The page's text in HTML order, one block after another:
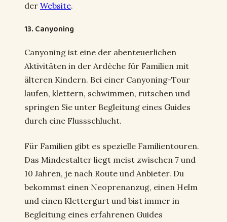
der Website.
13. Canyoning
Canyoning ist eine der abenteuerlichen
Aktivitäten in der Ardèche für Familien mit
älteren Kindern. Bei einer Canyoning-Tour
laufen, klettern, schwimmen, rutschen und
springen Sie unter Begleitung eines Guides
durch eine Flussschlucht.
Für Familien gibt es spezielle Familientouren.
Das Mindestalter liegt meist zwischen 7 und
10 Jahren, je nach Route und Anbieter. Du
bekommst einen Neoprenanzug, einen Helm
und einen Klettergurt und bist immer in
Begleitung eines erfahrenen Guides